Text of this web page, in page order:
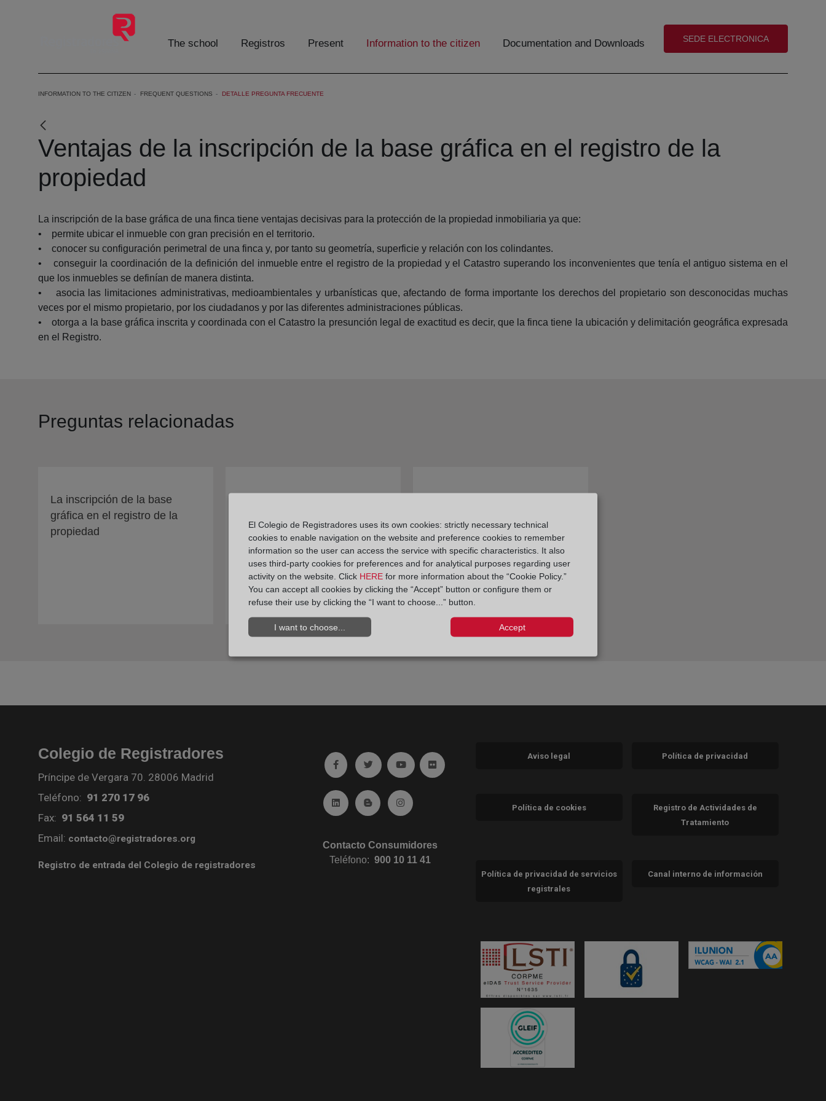
The school Registros Present Information to the citizen Documentation and Downloads (abre en nueva ventana)
SEDE ELECTRONICA
INFORMATION TO THE CITIZEN FREQUENT QUESTIONS DETALLE PREGUNTA FRECUENTE
Ventajas de la inscripción de la base gráfica en el registro de la
propiedad
La inscripción de la base gráfica de una finca tiene ventajas decisivas para la protección de la propiedad inmobiliaria ya que:
• permite ubicar el inmueble con gran precisión en el territorio.
• conocer su configuración perimetral de una finca y, por tanto su geometría, superficie y relación con los colindantes.
• conseguir la coordinación de la definición del inmueble entre el registro de la propiedad y el Catastro superando los inconvenientes que tenía el antiguo sistema en el
que los inmuebles se definían de manera distinta.
• asocia las limitaciones administrativas, medioambientales y urbanísticas que, afectando de forma importante los derechos del propietario son desconocidas muchas
veces por el mismo propietario, por los ciudadanos y por las diferentes administraciones públicas.
• otorga a la base gráfica inscrita y coordinada con el Catastro la presunción legal de exactitud es decir, que la finca tiene la ubicación y delimitación geográfica expresada
en el Registro.
Preguntas relacionadas
La inscripción de la base
gráfica en el registro de la
propiedad
registro de la propiedad
gráfica?
Colegio de Registradores
Príncipe de Vergara 70. 28006 Madrid
Teléfono: 91 270 17 96
Fax: 91 564 11 59
Email: contacto@registradores.org
Registro de entrada del Colegio de registradores
Ir a facebook (abre en ventana nueva)
Ir a twitter (abre en ventana nueva)
Ir a YouTube (abre en ventana nueva)
Ir a Flickr (abre en ventana nueva)
Ir a Linkedin (abre en ventana nueva)
Ir al Blog (abre en ventana nueva)
Ir a Instagram (abre en ventana nueva)
Contacto Consumidores
Teléfono:900 10 11 41
Aviso legal Política de privacidad
Política de cookies
Registro de Actividades de
Tratamiento
Política de privacidad de servicios
registrales
Canal interno de información
El Colegio de Registradores uses its own cookies: strictly necessary technical
cookies to enable navigation on the website and preference cookies to remember
information so the user can access the service with specific characteristics. It also
uses third-party cookies for preferences and for analytical purposes regarding user
activity on the website. Click HERE for more information about the “Cookie Policy.”
You can accept all cookies by clicking the “Accept” button or configure them or
refuse their use by clicking the “I want to choose...” button.
I want to choose... Accept